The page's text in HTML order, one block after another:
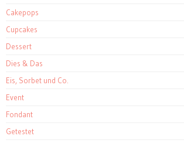
Cakepops
Cupcakes
Dessert
Dies & Das
Eis, Sorbet und Co.
Event
Fondant
Getestet